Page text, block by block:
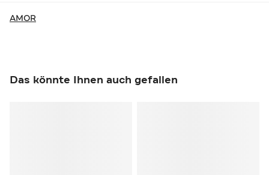
AMOR
Das könnte Ihnen auch gefallen